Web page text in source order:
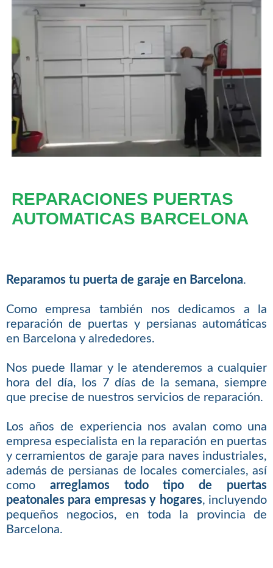
REPARACIONES PUERTAS
AUTOMATICAS BARCELONA
Reparamos tu puerta de garaje en Barcelona.
Como empresa también nos dedicamos a la
reparación de puertas y persianas automáticas
en Barcelona y alrededores.
Nos puede llamar y le atenderemos a cualquier
hora del día, los 7 días de la semana, siempre
que precise de nuestros servicios de reparación.
Los años de experiencia nos avalan como una
empresa especialista en la reparación en puertas
y cerramientos de garaje para naves industriales,
además de persianas de locales comerciales, así
como arreglamos todo tipo de puertas
peatonales para empresas y hogares, incluyendo
pequeños negocios, en toda la provincia de
Barcelona.